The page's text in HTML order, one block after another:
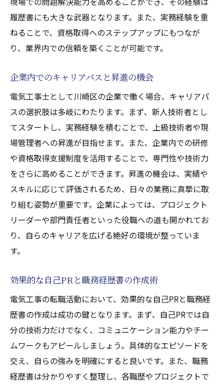
履歴書にも大きな武器となります。また、実務経験を重
ねることで、資格取得へのステップアップにもつなが
り、業界内での信頼を築くことが可能です。
企業内でのキャリアパスと昇進の機会
電気工事士として川崎区の企業で働く場合、キャリアパ
スの選択肢は多岐にわたります。まず、新人技術者とし
てスタートし、実務経験を積むことで、上級技術者や現
場管理者への昇進が目指せます。また、企業内での研修
や資格取得支援制度を活用することで、専門性や技術力
をさらに高めることができます。昇進の機会は、実績や
スキルに応じて評価されるため、日々の業務に真摯に取
り組む姿勢が重要です。企業によっては、プロジェクト
リーダーや部門責任者といった役職への道も開かれてお
り、自らのキャリアを広げる絶好の環境が整っていま
す。
効果的な自己PRと職務経歴書の作成術
電気工事の転職活動において、効果的な自己PRと職務経
歴書の作成は成功の鍵となります。まず、自己PRでは自
分の技術力だけでなく、コミュニケーション能力やチー
ムワークもアピールしましょう。具体的なエピソードを
交え、自らの強みを明確にすると良いです。また、職務
経歴書は分かりやすく整理し、各職歴やプロジェクトで